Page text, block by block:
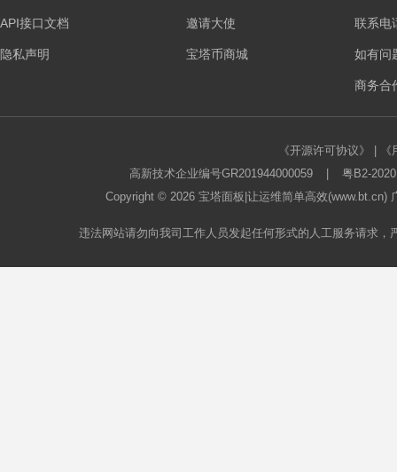
板
API接口文档
隐私声明
邀请大使
宝塔币商城
联系电
如有问
商务合
《开源许可协议》
高新技术企业编号GR201944000059
粤B2-
Copyright © 2026 宝塔面板 |让运维简单高效
违法网站请勿向我司工作人员发起任何形式的人工服务请求，